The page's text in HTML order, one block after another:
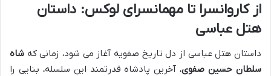
از کاروانسرا تا مهمانسرای لوکس: داستان
هتل عباسی
داستان هتل عباسی از دل تاریخ صفویه آغاز می شود، زمانی که شاه
سلطان حسین صفوی، آخرین پادشاه قدرتمند این سلسله، بنایی را